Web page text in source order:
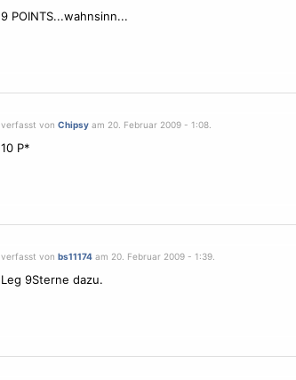
9 POINTS...wahnsinn...
verfasst von Chipsyam 20. Februar 2009 - 1:08.
10 P*
verfasst von bs11174am 20. Februar 2009 - 1:39.
Leg 9Sterne dazu.